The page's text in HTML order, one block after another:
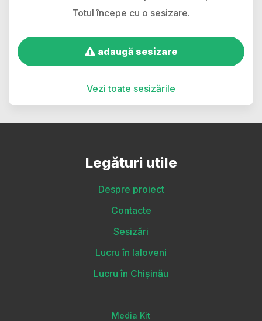
Totul începe cu o sesizare.
adaugă sesizare
Vezi toate sesizările
Legături utile
Despre proiect
Contacte
Sesizări
Lucru în Ialoveni
Lucru în Chișinău
Media Kit